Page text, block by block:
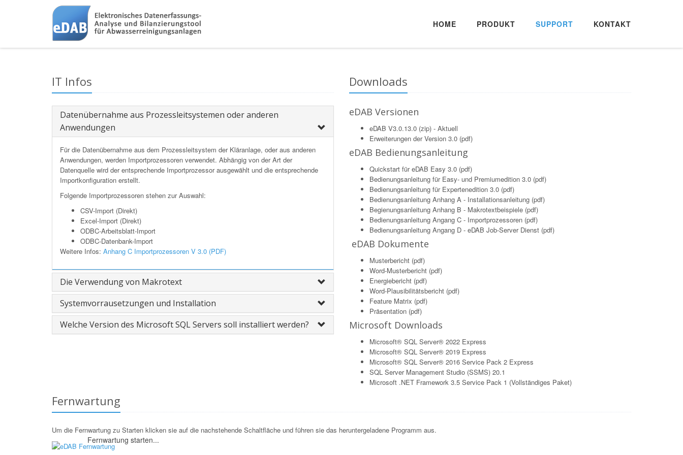
HOME PRODUKT SUPPORT KONTAKT
IT Infos
Datenübernahme aus Prozessleitsystemen oder anderen
Anwendungen
Für die Datenübernahme aus dem Prozessleitsystem der Kläranlage, oder aus anderen
Anwendungen, werden Importprozessoren verwendet. Abhängig von der Art der
Datenquelle wird der entsprechende Importprozessor ausgewählt und die entsprechende
Importkonfiguration erstellt.
Folgende Importprozessoren stehen zur Auswahl:
CSV-Import (Direkt)
Excel-Import (Direkt)
ODBC-Arbeitsblatt-Import
ODBC-Datenbank-Import
Weitere Infos: Anhang C Importprozessoren V 3.0 (PDF)
Die Verwendung von Makrotext
Systemvorrausetzungen und Installation
Welche Version des Microsoft SQL Servers soll installiert werden?
Downloads
eDAB Versionen
eDAB V3.0.13.0 (zip) - Aktuell
Erweiterungen der Version 3.0 (pdf)
eDAB Bedienungsanleitung
Quickstart für eDAB Easy 3.0 (pdf)
Bedienungsanleitung für Easy- und Premiumedition 3.0 (pdf)
Bedienungsanleitung für Expertenedition 3.0 (pdf)
Bedienungsanleitung Anhang A - Installationsanleitung (pdf)
Begienungsanleitung Anhang B - Makrotextbeispiele (pdf)
Bedienungsanleitung Angang C - Importprozessoren (pdf)
Bedienungsanleitung Angang D - eDAB Job-Server Dienst (pdf)
eDAB Dokumente
Musterbericht (pdf)
Word-Musterbericht (pdf)
Energiebericht (pdf)
Word-Plausibilitätsbericht (pdf)
Feature Matrix (pdf)
Präsentation (pdf)
Microsoft Downloads
Microsoft® SQL Server® 2022 Express
Microsoft® SQL Server® 2019 Express
Microsoft® SQL Server® 2016 Service Pack 2 Express
SQL Server Management Studio (SSMS) 20.1
Microsoft .NET Framework 3.5 Service Pack 1 (Vollständiges Paket)
Fernwartung
Um die Fernwartung zu Starten klicken sie auf die nachstehende Schaltfläche und führen sie das heruntergeladene Programm aus.
Fernwartung starten...